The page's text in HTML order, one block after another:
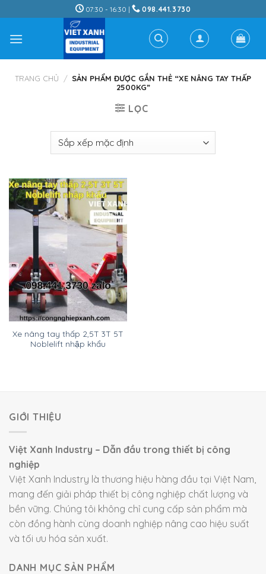
to
content
07:30 - 16:30 | 098.441.3730
TRANG CHỦ / SẢN PHẨM ĐƯỢC GẮN THẺ “XE NÂNG TAY THẤP
2500KG”
LỌC
Xe nâng tay thấp 2,5T 3T 5T
Noblelift nhập khẩu
GIỚI THIỆU
Việt Xanh Industry – Dẫn đầu trong thiết bị công
nghiệp
Việt Xanh Industry là thương hiệu hàng đầu tại Việt Nam,
mang đến giải pháp thiết bị công nghiệp chất lượng và
bền vững. Chúng tôi không chỉ cung cấp sản phẩm mà
còn đồng hành cùng doanh nghiệp nâng cao hiệu suất
và tối ưu hóa sản xuất.
DANH MỤC SẢN PHẨM